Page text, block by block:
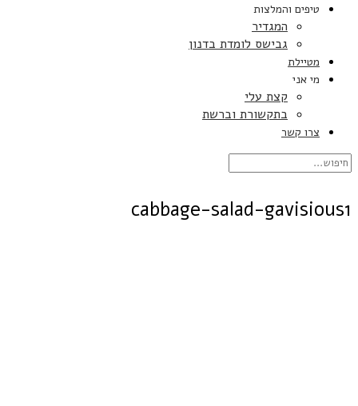
טיפים והמלצות
המגדיר
גבישס לומדת בדנון
מטיילת
מי אני
קצת עלי
בתקשורת וברשת
צרו קשר
cabbage-salad-gavisious1